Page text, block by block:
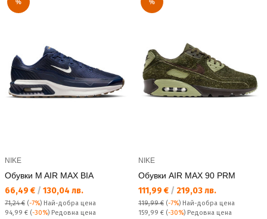
%
NIKE
Обувки M AIR MAX BIA
Текуща цена:
66,49 € / 130,04 лв.
71,24 € (-7%) Най-добра цена
Редовна цена:
94,99 € (-30%) Редовна цена
%
NIKE
Обувки AIR MAX 90 PRM
Текуща цена:
111,99 € / 219,03 лв.
119,99 € (-7%) Най-добра цена
Редовна цена:
159,99 € (-30%) Редовна цена